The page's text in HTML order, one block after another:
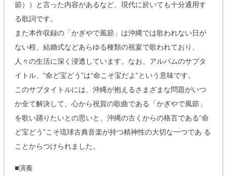
節））と言った内容があるなど、現代に於いても十分通用す
る歌詞です。
また本作収録の「かぎやで風節」は沖縄では歌われない日が
ない程、結婚式などあらゆる種類の祝宴で歌われており、
人々の生活に深く浸透しています。なお、アルバムのサブタ
イトル、“命ど宝どう”は“命こそ宝だよ”という意味です。
このサブタイトルには、沖縄が抱えるさまざまな問題がいつ
か全て解決して、心から祝賀の歌曲である「かぎやで風節」
を歌い踊りたいとの思いと、沖縄の古くからの格言である“命
ど宝どう”こそ琉球古典音楽が持つ精神性の大切な一つであ る
ことからつけられました。
■演奏